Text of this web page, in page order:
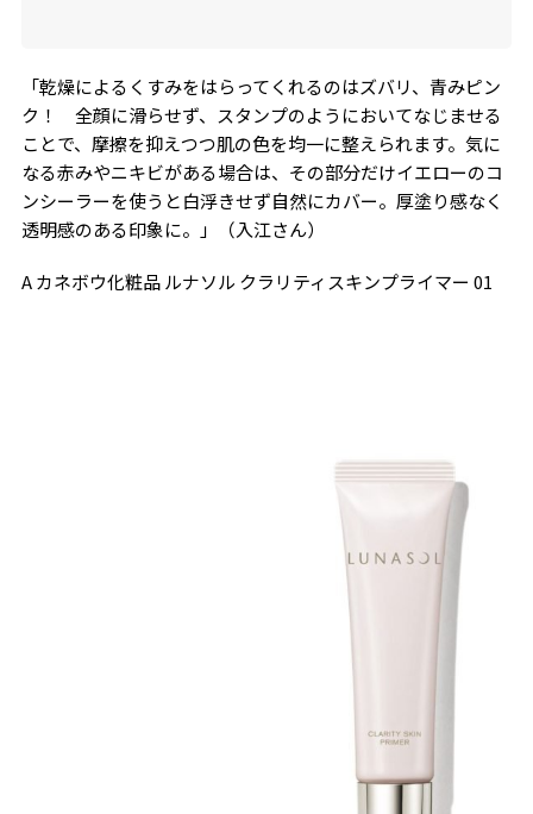
「乾燥によるくすみをはらってくれるのはズバリ、青みピン
ク！ 全顔に滑らせず、スタンプのようにおいてなじませる
ことで、摩擦を抑えつつ肌の色を均一に整えられます。気に
なる赤みやニキビがある場合は、その部分だけイエローのコ
ンシーラーを使うと白浮きせず自然にカバー。厚塗り感なく
透明感のある印象に。」（入江さん）
A カネボウ化粧品 ルナソル クラリティスキンプライマー 01